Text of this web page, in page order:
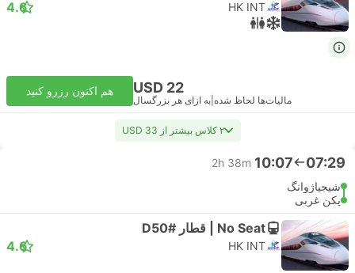
HK INT
4.6
USD 22
مالیات‌ها لحاظ شده به ازای هر بزرگسال
هم اکنون رزرو کنید
۲ کلاس بیشتر از USD 33
07:29
10:07
2h 38m
شیجیاژوانگ
پکن غربی
No Seat | قطار #D50
HK INT
4.6